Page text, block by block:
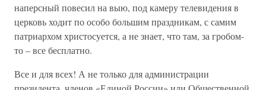
наперсный повесил на выю, под камеру телевидения в
церковь ходит по особо большим праздникам, с самим
патриархом христосуется, а не знает, что там, за гробом-
то – все бесплатно.
Все и для всех! А не только для администрации